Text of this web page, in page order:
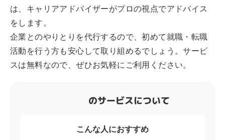
は、キャリアアドバイザーがプロの視点でアドバイス
をします。
企業とのやりとりを代行するので、初めて就職・転職
活動を行う方も安心して取り組めるでしょう。サービ
スは無料なので、ぜひお気軽にご利用ください。
のサービスについて
こんな人におすすめ